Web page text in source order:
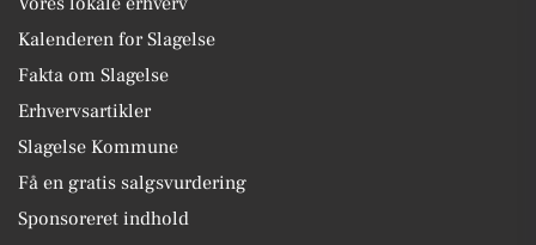
Kalenderen for Slagelse
Fakta om Slagelse
Erhvervsartikler
Slagelse Kommune
Få en gratis salgsvurdering
Sponsoreret indhold